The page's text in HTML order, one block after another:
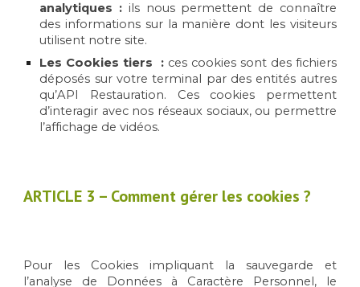
analytiques : ils nous permettent de connaître
des informations sur la manière dont les visiteurs
utilisent notre site.
Les Cookies tiers : ces cookies sont des fichiers
déposés sur votre terminal par des entités autres
qu’API Restauration. Ces cookies permettent
d’interagir avec nos réseaux sociaux, ou permettre
l’affichage de vidéos.
ARTICLE 3 – Comment gérer les cookies ?
Pour les Cookies impliquant la sauvegarde et
l’analyse de Données à Caractère Personnel, le